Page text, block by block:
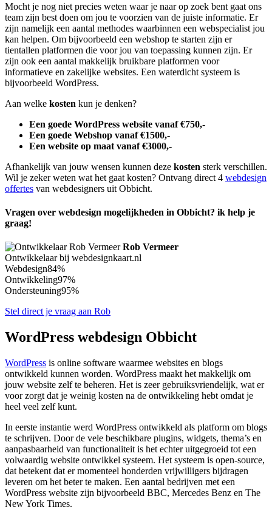
Mocht je nog niet precies weten waar je naar op zoek bent gaat ons
team zijn best doen om jou te voorzien van de juiste informatie. Er
zijn namelijk een aantal methodes waarbinnen een webspecialist jou
kan helpen. Om bijvoorbeeld een webshop te starten zijn er
tientallen platformen die voor jou van toepassing kunnen zijn. Er
zijn ook een aantal makkelijk bruikbare platformen voor
informatieve en zakelijke websites. Een waterdicht systeem is
bijvoorbeeld WordPress.
Aan welke kosten kun je denken?
Een goede WordPress website vanaf €750,-
Een goede Webshop vanaf €1500,-
Een website op maat vanaf €3000,-
Afhankelijk van jouw wensen kunnen deze kosten sterk verschillen.
Wil je zeker weten wat het gaat kosten? Ontvang direct 4 webdesign
offertes van webdesigners uit Obbicht.
Vragen over webdesign mogelijkheden in Obbicht? ik help je
graag!
Rob Vermeer
Ontwikkelaar bij webdesignkaart.nl
Webdesign84%
Ontwikkeling97%
Ondersteuning95%
Stel direct je vraag aan Rob
WordPress webdesign Obbicht
WordPress is online software waarmee websites en blogs
ontwikkeld kunnen worden. WordPress maakt het makkelijk om
jouw website zelf te beheren. Het is zeer gebruiksvriendelijk, wat er
voor zorgt dat je weinig kosten na de ontwikkeling hebt omdat je
heel veel zelf kunt.
In eerste instantie werd WordPress ontwikkeld als platform om blogs
te schrijven. Door de vele beschikbare plugins, widgets, thema’s en
aanpasbaarheid van functionaliteit is het echter uitgegroeid tot een
volwaardig website ontwikkel systeem. Het systeem is open-source,
dat betekent dat er momenteel honderden vrijwilligers bijdragen
leveren om het beter te maken. Een aantal bedrijven met een
WordPress website zijn bijvoorbeeld BBC, Mercedes Benz en The
New York Times.